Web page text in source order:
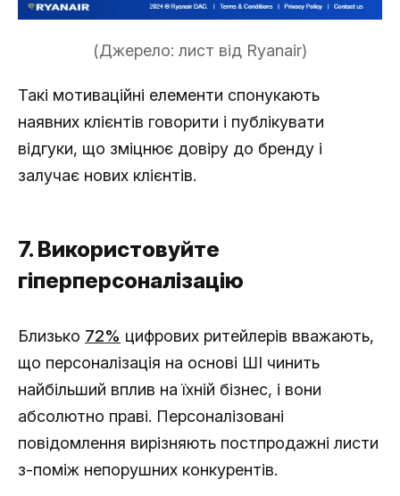
(Джерело: лист від Ryanair)
Такі мотиваційні елементи спонукають
наявних клієнтів говорити і публікувати
відгуки, що зміцнює довіру до бренду і
залучає нових клієнтів.
7. Використовуйте
гіперперсоналізацію
Близько 72% цифрових ритейлерів вважають,
що персоналізація на основі ШІ чинить
найбільший вплив на їхній бізнес, і вони
абсолютно праві. Персоналізовані
повідомлення вирізняють постпродажні листи
з-поміж непорушних конкурентів.